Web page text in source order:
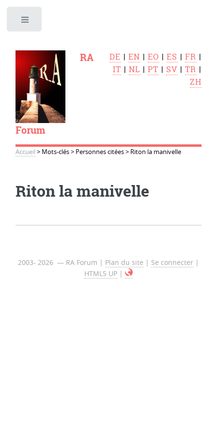
RA
Forum
DE |EN |EO |ES |FR |
IT |NL |PT | SV |TR |
ZH
Accueil > Mots-clés> Personnes citées> Riton la manivelle
Riton la manivelle
2003- 2026 — RA Forum | Plan du site | Se connecter |
HTML5 UP |